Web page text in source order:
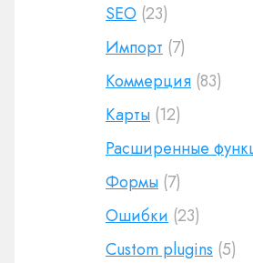
SEO (23)
Импорт (7)
Коммерция (83)
Карты (12)
Расширенные
Формы (7)
Ошибки (23)
Custom plugins (5)